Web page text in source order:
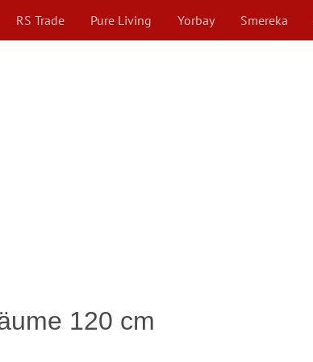
RS Trade Pure Living Yorbay Smereka
120 cm